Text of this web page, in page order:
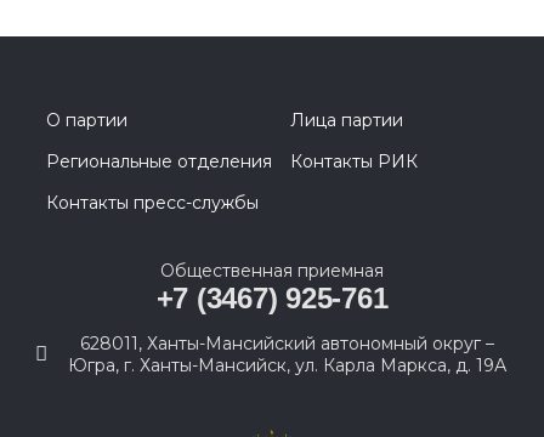
О партии
Лица партии
Региональные отделения
Контакты РИК
Контакты пресс-службы
Общественная приемная
+7 (3467) 925-761
628011, Ханты-Мансийский автономный округ –
Югра, г. Ханты-Мансийск, ул. Карла Маркса, д. 19А